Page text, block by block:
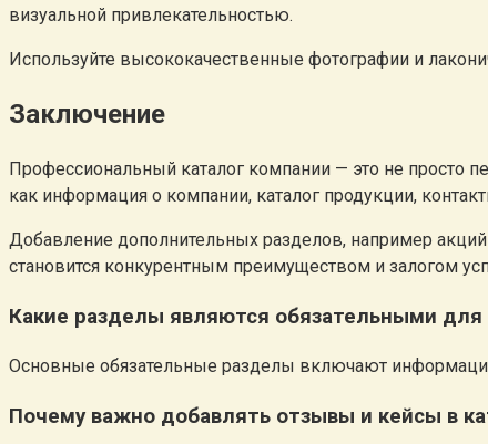
визуальной привлекательностью.
Используйте высококачественные фотографии и
Заключение
Профессиональный каталог компании — это не просто
как информация о компании, каталог продукции,
Добавление дополнительных разделов, например
становится конкурентным преимуществом и залогом
Какие разделы являются обязательными для
Основные обязательные разделы включают
Почему важно добавлять отзывы и кейсы в